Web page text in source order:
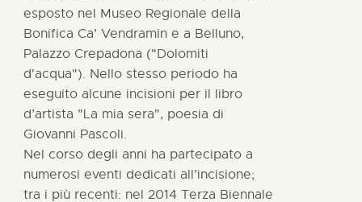
esposto nel Museo Regionale della
Bonifica Ca’ Vendramin e a Belluno,
Palazzo Crepadona ("Dolomiti
d'acqua"). Nello stesso periodo ha
eseguito alcune incisioni per il libro
d’artista "La mia sera", poesia di
Giovanni Pascoli.
Nel corso degli anni ha partecipato a
numerosi eventi dedicati all’incisione;
tra i più recenti: nel 2014 Terza Biennale